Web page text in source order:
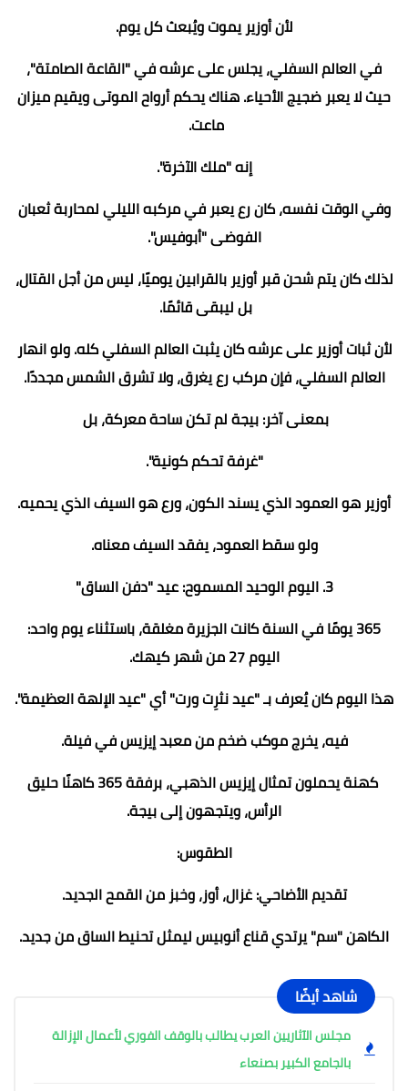
لأن أوزير يموت ويُبعث كل يوم.
في العالم السفلي، يجلس على عرشه في "القاعة الصامتة"،
حيث لا يعبر ضجيج الأحياء. هناك يحكم أرواح الموتى ويقيم ميزان
ماعت.
إنه "ملك الآخرة".
وفي الوقت نفسه، كان رع يعبر في مركبه الليلي لمحاربة ثعبان
الفوضى "أبوفيس".
لذلك كان يتم شحن قبر أوزير بالقرابين يوميًا، ليس من أجل القتال،
بل ليبقى قائمًا.
لأن ثبات أوزير على عرشه كان يثبت العالم السفلي كله. ولو انهار
العالم السفلي، فإن مركب رع يغرق، ولا تشرق الشمس مجددًا.
بمعنى آخر: بيجة لم تكن ساحة معركة، بل
"غرفة تحكم كونية".
أوزير هو العمود الذي يسند الكون، ورع هو السيف الذي يحميه.
ولو سقط العمود، يفقد السيف معناه.
3. اليوم الوحيد المسموح: عيد "دفن الساق"
365 يومًا في السنة كانت الجزيرة مغلقة، باستثناء يوم واحد:
اليوم 27 من شهر كيهك.
هذا اليوم كان يُعرف بـ "عيد نثرِت ورت" أي "عيد الإلهة العظيمة".
فيه، يخرج موكب ضخم من معبد إيزيس في فيلة.
كهنة يحملون تمثال إيزيس الذهبي، برفقة 365 كاهنًا حليق
الرأس، ويتجهون إلى بيجة.
الطقوس:
تقديم الأضاحي: غزال، أوز، وخبز من القمح الجديد.
الكاهن "سم" يرتدي قناع أنوبيس ليمثل تحنيط الساق من جديد.
شاهد أيضًا
مجلس الآثاريين العرب يطالب بالوقف الفوري لأعمال الإزالة
بالجامع الكبير بصنعاء